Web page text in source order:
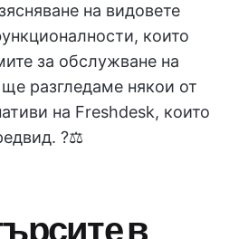
на видовете
които
за обслужване на
разгледаме някои от
на Freshdesk, които
?⚖️
в